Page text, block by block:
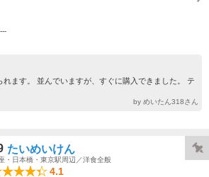
ます。 並んでいますが、すぐに購入できました。 テ
by めいたん318さん
たいめいけん
・日本橋・東京駅周辺／洋食全般
4.1